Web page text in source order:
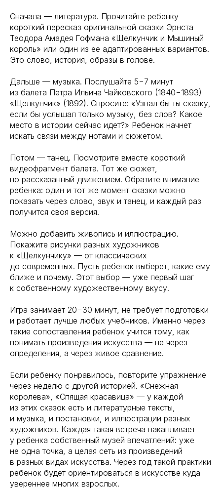
Сначала — литература. Прочитайте ребенку
короткий пересказ оригинальной сказки Эрнста
Теодора Амадея Гофмана «Щелкунчик и Мышиный
король» или один из ее адаптированных вариантов.
Это слово, история, образы в голове.
Дальше — музыка. Послушайте 5−7 минут
из балета Петра Ильича Чайковского (1840−1893)
«Щелкунчик» (1892). Спросите: «Узнал бы ты сказку,
если бы услышал только музыку, без слов? Какое
место в истории сейчас идет?» Ребенок начнет
искать связи между нотами и сюжетом.
Потом — танец. Посмотрите вместе короткий
видеофрагмент балета. Тот же сюжет,
но рассказанный движением. Обратите внимание
ребенка: один и тот же момент сказки можно
показать через слово, звук и танец, и каждый раз
получится своя версия.
Можно добавить живопись и иллюстрацию.
Покажите рисунки разных художников
к «Щелкунчику» — от классических
до современных. Пусть ребенок выберет, какие ему
ближе и почему. Этот выбор — уже первый шаг
к собственному художественному вкусу.
Игра занимает 20−30 минут, не требует подготовки
и работает лучше любых учебников. Именно через
такие сопоставления ребенок учится тому, как
понимать произведения искусства — не через
определения, а через живое сравнение.
Если ребенку понравилось, повторите упражнение
через неделю с другой историей. «Снежная
королева», «Спящая красавица» — у каждой
из этих сказок есть и литературные тексты,
и музыка, и постановки, и иллюстрации разных
художников. Каждая такая встреча накапливает
у ребенка собственный музей впечатлений: уже
не одна точка, а целая сеть из произведений
в разных видах искусства. Через год такой практики
ребенок будет ориентироваться в искусстве куда
увереннее многих взрослых.